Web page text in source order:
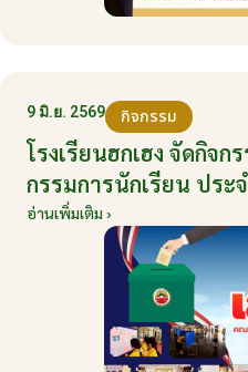
9 มิ.ย. 2569 กิจกรรม
โรงเรียนฮกเฮง จัดกิจ
กรรมการนักเรียน ประ
เสริมประชาธิปไตยใน
อ่านเพิ่มเติม ›